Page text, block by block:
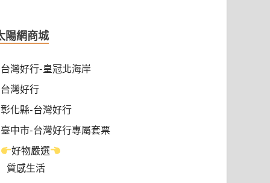
陽網商城
台灣好行-皇冠北海岸
台灣好行
彰化縣-台灣好行
臺中市-台灣好行專屬套票
好物嚴選
質感生活